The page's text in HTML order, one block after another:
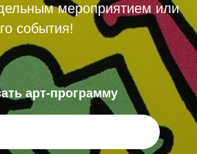
мероприятием или
события!
арт-программу